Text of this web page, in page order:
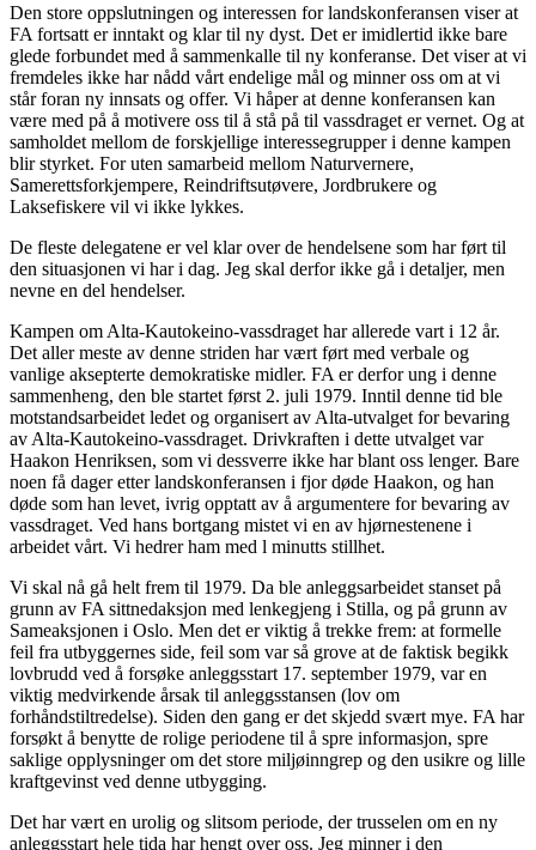
Den store oppslutningen og interessen for landskonferansen viser at
FA fortsatt er inntakt og klar til ny dyst. Det er imidlertid ikke bare
glede forbundet med å sammenkalle til ny konferanse. Det viser at vi
fremdeles ikke har nådd vårt endelige mål og minner oss om at vi
står foran ny innsats og offer. Vi håper at denne konferansen kan
være med på å motivere oss til å stå på til vassdraget er vernet. Og at
samholdet mellom de forskjellige interessegrupper i denne kampen
blir styrket. For uten samarbeid mellom Naturvernere,
Samerettsforkjempere, Reindriftsutøvere, Jordbrukere og
Laksefiskere vil vi ikke lykkes.
De fleste delegatene er vel klar over de hendelsene som har ført til
den situasjonen vi har i dag. Jeg skal derfor ikke gå i detaljer, men
nevne en del hendelser.
Kampen om Alta-Kautokeino-vassdraget har allerede vart i 12 år.
Det aller meste av denne striden har vært ført med verbale og
vanlige aksepterte demokratiske midler. FA er derfor ung i denne
sammenheng, den ble startet først 2. juli 1979. Inntil denne tid ble
motstandsarbeidet ledet og organisert av Alta-utvalget for bevaring
av Alta-Kautokeino-vassdraget. Drivkraften i dette utvalget var
Haakon Henriksen, som vi dessverre ikke har blant oss lenger. Bare
noen få dager etter landskonferansen i fjor døde Haakon, og han
døde som han levet, ivrig opptatt av å argumentere for bevaring av
vassdraget. Ved hans bortgang mistet vi en av hjørnestenene i
arbeidet vårt. Vi hedrer ham med l minutts stillhet.
Vi skal nå gå helt frem til 1979. Da ble anleggsarbeidet stanset på
grunn av FA sittnedaksjon med lenkegjeng i Stilla, og på grunn av
Sameaksjonen i Oslo. Men det er viktig å trekke frem: at formelle
feil fra utbyggernes side, feil som var så grove at de faktisk begikk
lovbrudd ved å forsøke anleggsstart 17. september 1979, var en
viktig medvirkende årsak til anleggsstansen (lov om
forhåndstiltredelse). Siden den gang er det skjedd svært mye. FA har
forsøkt å benytte de rolige periodene til å spre informasjon, spre
saklige opplysninger om det store miljøinngrep og den usikre og lille
kraftgevinst ved denne utbygging.
Det har vært en urolig og slitsom periode, der trusselen om en ny
anleggsstart hele tida har hengt over oss. Jeg minner i den